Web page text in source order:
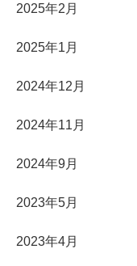
2025年2月
2025年1月
2024年12月
2024年11月
2024年9月
2023年5月
2023年4月